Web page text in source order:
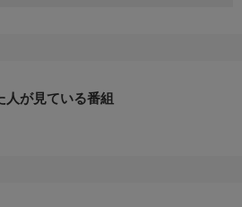
・旅行・バイク・ダイビング・登
人が見ている番組